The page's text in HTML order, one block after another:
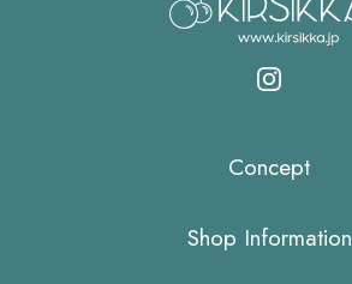
Concept
Shop Information